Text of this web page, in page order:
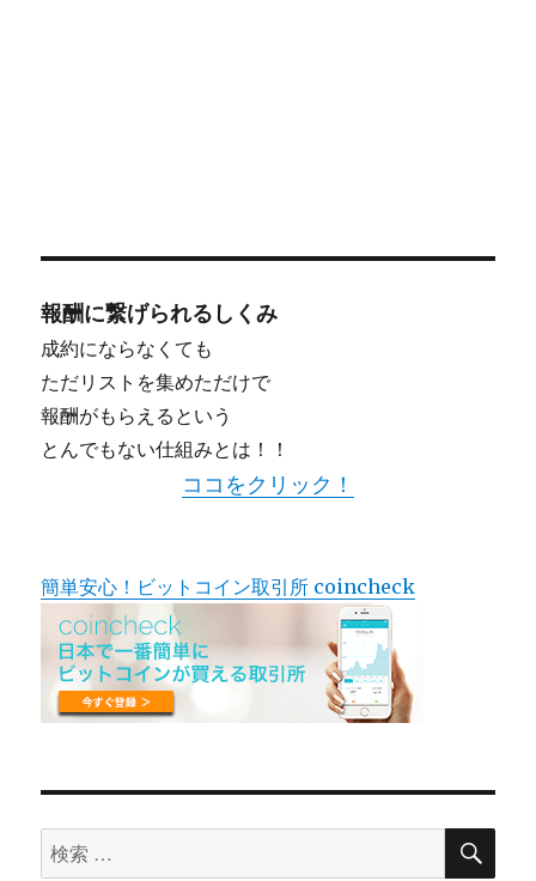
報酬に繋げられるしくみ
成約にならなくても
ただリストを集めただけで
報酬がもらえるという
とんでもない仕組みとは！！
ココをクリック！
簡単安心！ビットコイン取引所 coincheck
検
検